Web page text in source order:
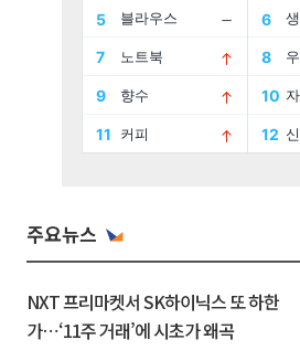
주요뉴스
NXT 프리마켓서 SK하이닉스 또 하한
가⋯‘11주 거래’에 시초가 왜곡